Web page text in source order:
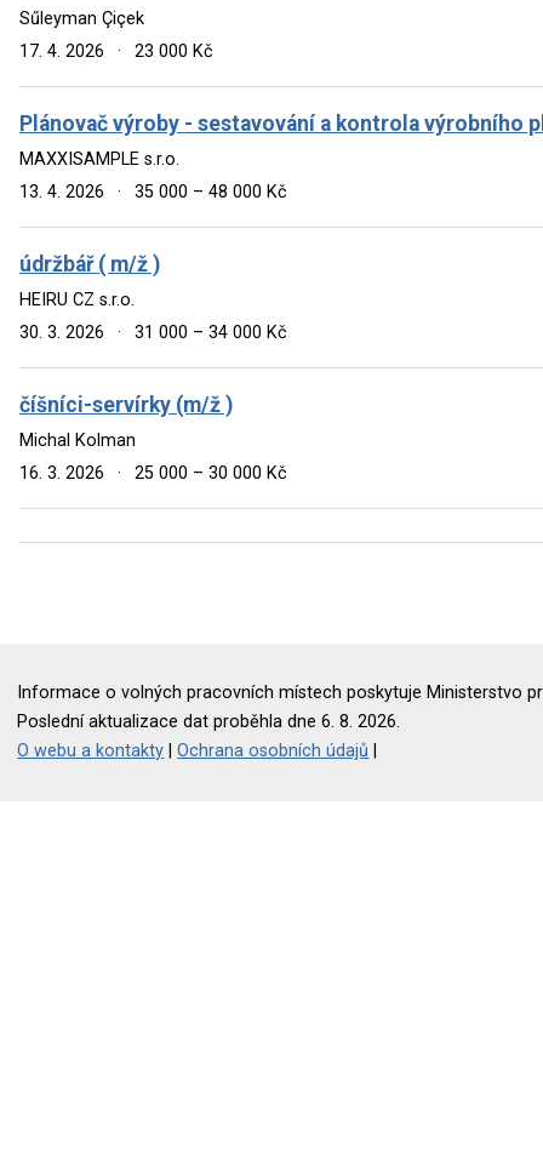
Sűleyman Çiçek
17. 4. 2026
· 23 000 Kč
Plánovač výroby - sestavování a kontrola výrobního
MAXXISAMPLE s.r.o.
13. 4. 2026
· 35 000 – 48 000 Kč
údržbář ( m/ž )
HEIRU CZ s.r.o.
30. 3. 2026
· 31 000 – 34 000 Kč
číšníci-servírky (m/ž )
Michal Kolman
16. 3. 2026
· 25 000 – 30 000 Kč
Informace o volných pracovních místech poskytuje Ministerstvo
Poslední aktualizace dat proběhla dne 6. 8. 2026.
O webu a kontakty |Ochrana osobních údajů